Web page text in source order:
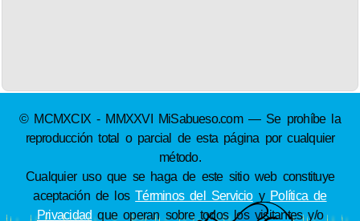
© MCMXCIX - MMXXVI MiSabueso.com — Se prohíbe la
reproducción total o parcial de esta página por cualquier
método.
Cualquier uso que se haga de este sitio web constituye
aceptación de losTérminos del Servicioy Política de
Privacidad que operan sobre todos los visitantes y/o